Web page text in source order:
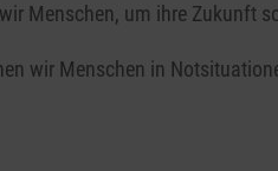
Menschen, um ihre Zukunft
wir Menschen in